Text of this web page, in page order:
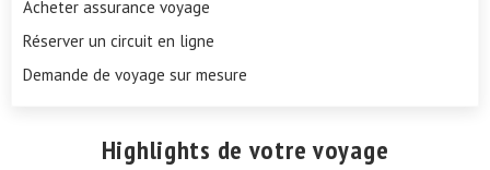
Acheter assurance voyage
Réserver un circuit en ligne
Demande de voyage sur mesure
Highlights de votre voyage